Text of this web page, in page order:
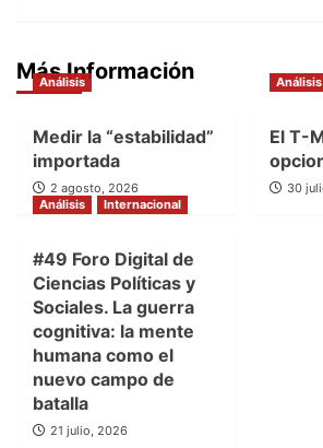
Más Información
Análisis
Medir la “estabilidad”
importada
2 agosto, 2026
Análisis
El T-
30
Análisis
Internacional
#49 Foro Digital de
Ciencias Políticas y
Sociales. La guerra
cognitiva: la mente
humana como el
nuevo campo de
batalla
21 julio, 2026